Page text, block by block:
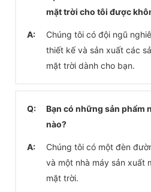
mặt trời cho tôi được
A:
Chúng tôi có đội ngũ
thiết kế và sản xuất các
mặt trời dành cho bạn.
Q:
Bạn có những sản phẩm
nào?
A:
Chúng tôi có một đèn
và một nhà máy sản xuất
mặt trời.